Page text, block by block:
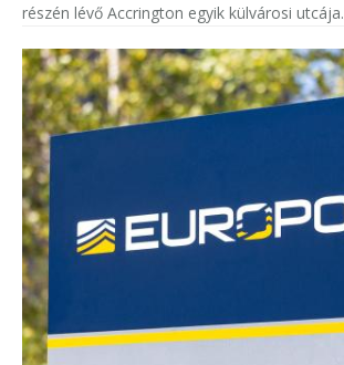
részén lévő Accrington egyik külvárosi utcája.